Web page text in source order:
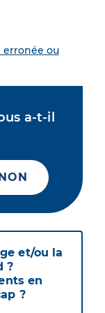
erronée ou
a-t-il
NON
et/ou la
?
en
?